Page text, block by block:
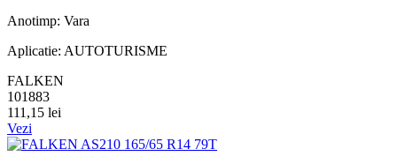
Anotimp: Vara
Aplicatie: AUTOTURISME
FALKEN
101883
111,15 lei
Vezi